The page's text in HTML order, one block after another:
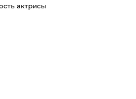
актрисы